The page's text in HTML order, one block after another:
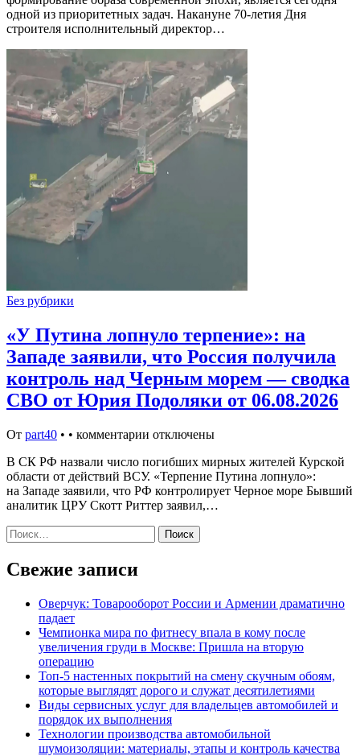
одной из приоритетных задач. Накануне 70-летия Дня
строителя исполнительный директор…
Без рубрики
«У Путина лопнуло терпение»: на
Западе заявили, что Россия получила
контроль над Черным морем — сводка
СВО от Юрия Подоляки от 06.08.2026
От part40 • • комментарии отключены
В СК РФ назвали число погибших мирных жителей Курской
области от действий ВСУ. «Терпение Путина лопнуло»:
на Западе заявили, что РФ контролирует Черное море Бывший
аналитик ЦРУ Скотт Риттер заявил,…
Найти:
Свежие записи
Оверчук: Товарооборот России и Армении драматично
падает
Чемпионка мира по фитнесу впала в кому после
увеличения груди в Москве: Пришла на вторую
операцию
Топ-5 настенных покрытий на смену скучным обоям,
которые выглядят дорого и служат десятилетиями
Виды сервисных услуг для владельцев автомобилей и
порядок их выполнения
Технологии производства автомобильной
шумоизоляции: материалы, этапы и контроль качества